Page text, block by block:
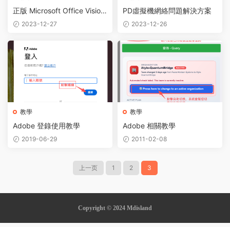
正版 Microsoft Office Visio P
roject 2024-2010 激活圖文
2023-12-27
PD虛擬機網絡問題解決方案
2023-12-26
教學
Adobe 登錄使用教學
2019-06-29
教學
Adobe 相關教學
2011-02-08
上一页 1 2 3
Copyright © 2024 Mdisland